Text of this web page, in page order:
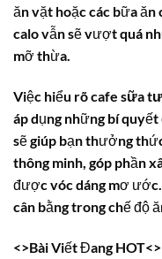
ăn vặt hoặc các bữa
calo vẫn sẽ vượt quá
mỡ thừa.
Việc hiểu rõcafe sữa
áp dụng những bí
sẽ giúp bạn thưởng
thông minh, góp phần
được vóc dáng mơ
cân bằng trong chế độ
<>Bài Viết Đang HOT<>